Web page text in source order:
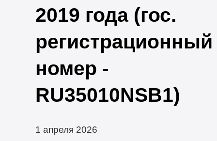
2019 года (гос.
регистрационный
номер -
RU35010NSB1)
1 апреля 2026